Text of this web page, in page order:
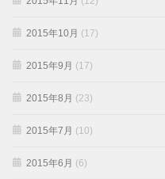
2015年10月 (17)
2015年9月 (17)
2015年8月 (23)
2015年7月 (10)
2015年6月 (6)